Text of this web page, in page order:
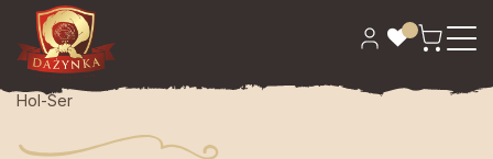
Strona główna
Hol-Ser